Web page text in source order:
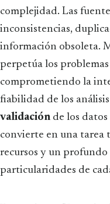
complejidad. Las
inconsistencias,
información obsoleta.
perpetúa los
comprometiendo la
fiabilidad de los
validación de los
convierte en una tarea
recursos y un
particularidades de